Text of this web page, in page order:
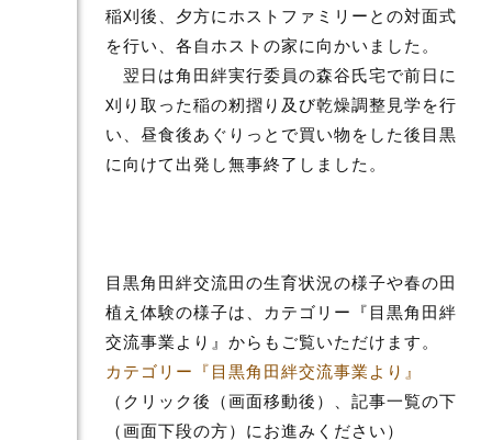
稲刈後、夕方にホストファミリーとの対面式
を行い、各自ホストの家に向かいました。
翌日は角田絆実行委員の森谷氏宅で前日に
刈り取った稲の籾摺り及び乾燥調整見学を行
い、昼食後あぐりっとで買い物をした後目黒
に向けて出発し無事終了しました。
目黒角田絆交流田の生育状況の様子や春の田
植え体験の様子は、カテゴリー『目黒角田絆
交流事業より』からもご覧いただけます。
カテゴリー『目黒角田絆交流事業より』
（クリック後（画面移動後）、記事一覧の下
（画面下段の方）にお進みください）